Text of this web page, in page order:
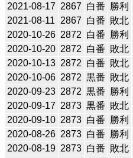
2021-08-17 2867 白番 勝利
2021-08-11
2867 白番 敗北
2020-10-26 2872 白番 勝利
2020-10-20 2872 白番 敗北
2020-10-13 2872 白番 敗北
2020-10-06 2872 黒番 敗北
2020-09-23 2872 黒番 勝利
2020-09-17 2873 黒番 敗北
2020-09-10 2873 白番 勝利
2020-08-26 2873 白番 勝利
2020-08-19 2873 白番 敗北